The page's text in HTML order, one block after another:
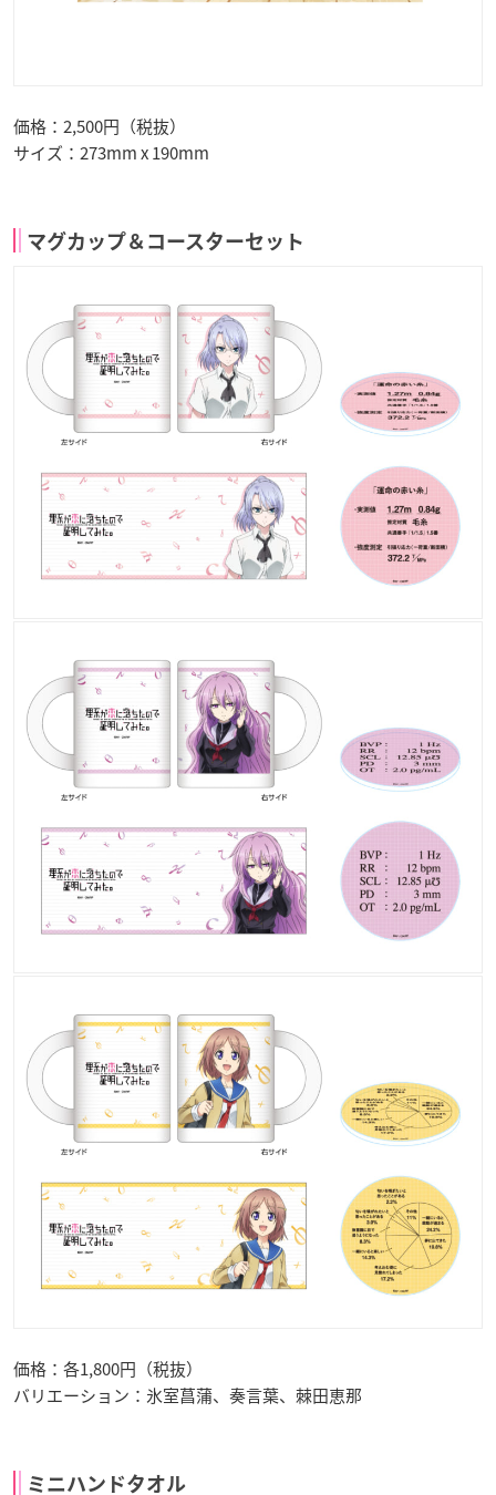
価格：2,500円（税抜）
サイズ：273mm x 190mm
マグカップ＆コースターセット
価格：各1,800円（税抜）
バリエーション：氷室菖蒲、奏言葉、棘田恵那
ミニハンドタオル